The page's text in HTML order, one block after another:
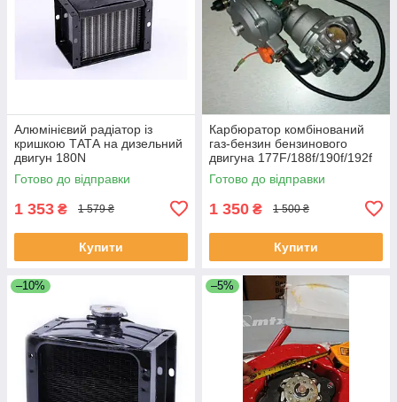
Алюмінієвий радіатор із
кришкою ТАТА на дизельний
двигун 180N
Готово до відправки
1 353 ₴ 1 579 ₴
Купити
Карбюратор комбінований
газ-бензин бензинового
двигуна 177F/188f/190f/192f
Готово до відправки
1 350 ₴ 1 500 ₴
Купити
–10% –5%